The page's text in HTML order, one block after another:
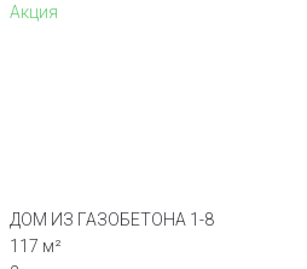
Акция
ДОМ ИЗ ГАЗОБЕТОНА 1-8
117 м²